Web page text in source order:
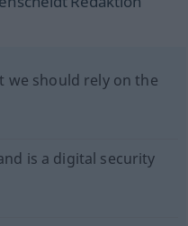
should rely on the
is a digital security